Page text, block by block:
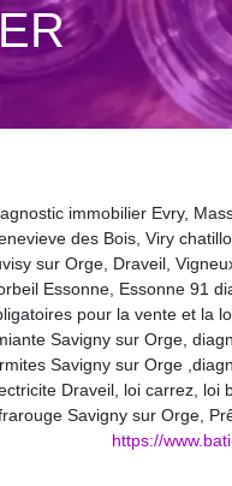
immobilier Evry,
des Bois, Viry
sur Orge, Draveil,
Essonne, Essonne 91
pour la vente et la
Savigny sur Orge,
Savigny sur Orge
Draveil, loi carrez, loi
Savigny sur Orge,
https://